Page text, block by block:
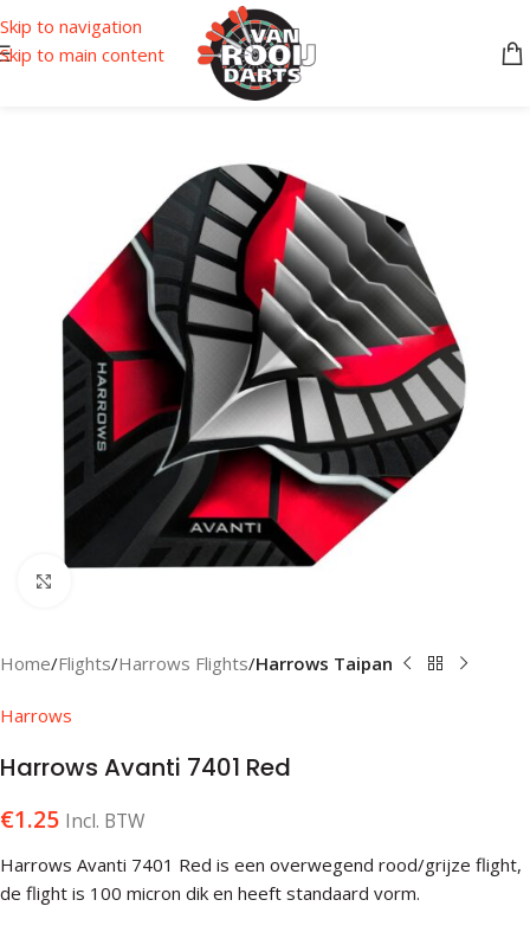
Skip to navigation
Skip to main content
Home Flights Harrows Flights Harrows Taipan
Harrows
Harrows Avanti 7401 Red
€1.25 Incl. BTW
Harrows Avanti 7401 Red is een overwegend rood/grijze flight,
de flight is 100 micron dik en heeft standaard vorm.